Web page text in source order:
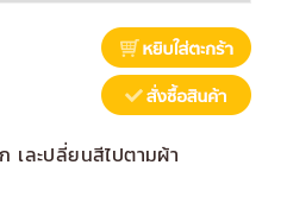
เละปลี่ยนสีไปตามผ้า